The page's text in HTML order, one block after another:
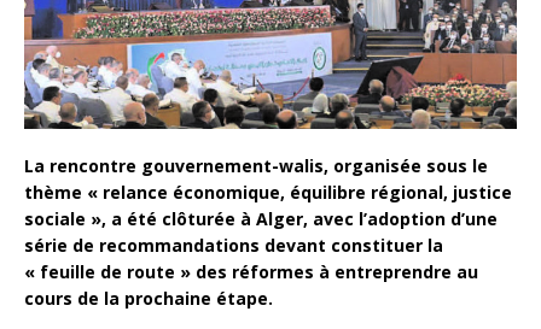
La rencontre gouvernement-walis, organisée sous le
thème « relance économique, équilibre régional, justice
sociale », a été clôturée à Alger, avec l’adoption d’une
série de recommandations devant constituer la
« feuille de route » des réformes à entreprendre au
cours de la prochaine étape.